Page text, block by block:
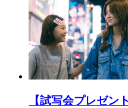
【試写会プレゼン